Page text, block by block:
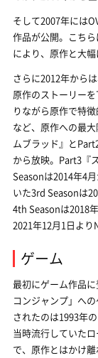
そして2007年には
作品が公開。こち
により、原作と大
さらに2012年から
原作のストーリー
りながら原作で特
など、原作への最
ムブラッド』と
から放映。Part3『
Seasonは2014年4
いた3rd Seasonは
4th Seasonは2018
2021年12月1日より
ゲーム
最初にゲーム作品
コンジャンプ」へ
されたのは1993年
当時流行していた
で、原作とはかけ